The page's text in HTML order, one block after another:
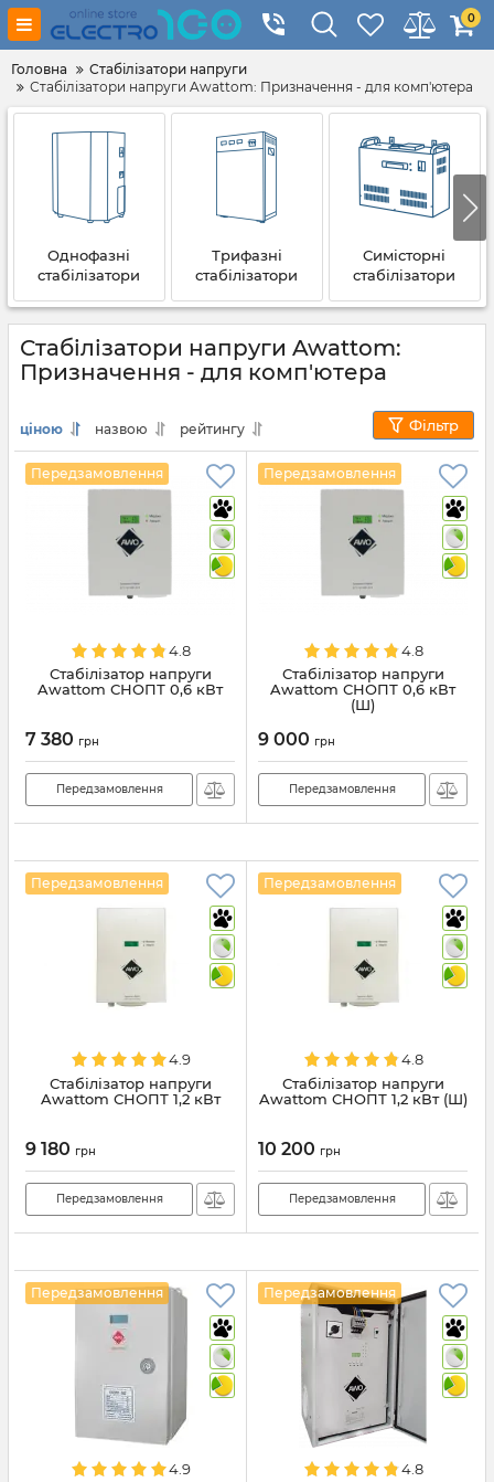
0
Головна
Стабілізатори напруги
Стабілізатори напруги Awattom: Призначення - для комп'ютера
Однофазні
стабілізатори
Трифазні
стабілізатори
Симісторні
стабілізатори
Стабілізатори напруги Awattom:
Призначення - для комп'ютера
ціною назвою рейтингу Фільтр
Передзамовлення
4.8
Стабілізатор напруги
Awattom СНОПТ 0,6 кВт
7 380 грн
Передзамовлення
Передзамовлення
4.8
Стабілізатор напруги
Awattom СНОПТ 0,6 кВт
(Ш)
9 000 грн
Передзамовлення
Передзамовлення
4.9
Стабілізатор напруги
Awattom СНОПТ 1,2 кВт
9 180 грн
Передзамовлення
Передзамовлення
4.8
Стабілізатор напруги
Awattom СНОПТ 1,2 кВт (Ш)
10 200 грн
Передзамовлення
Передзамовлення
4.9
Передзамовлення
4.8